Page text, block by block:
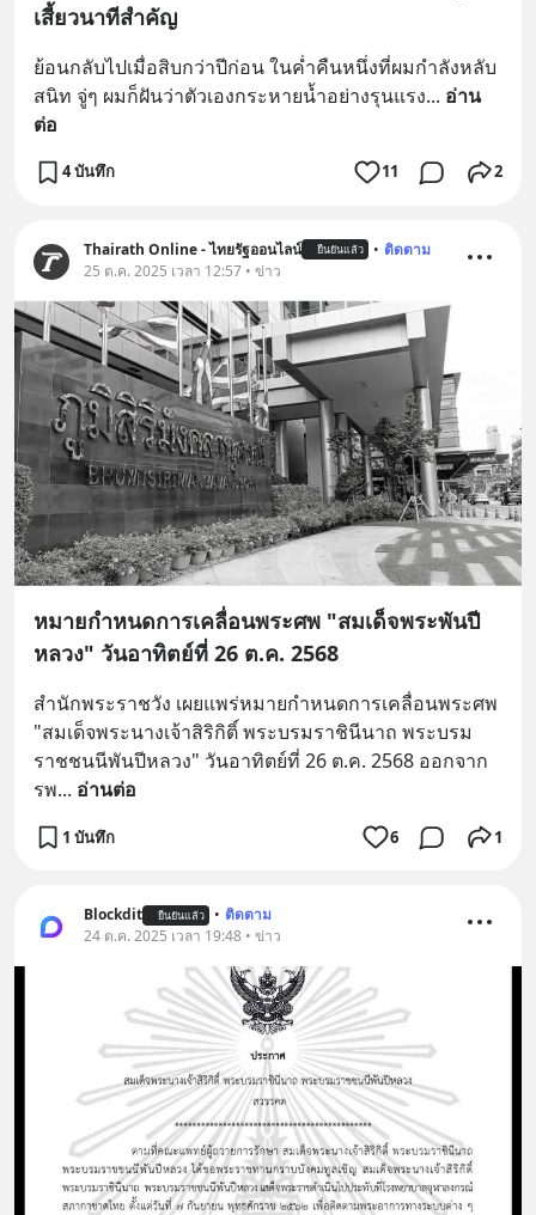
เสี้ยวนาทีสำคัญ
ย้อนกลับไปเมื่อสิบกว่าปีก่อน ในค่ำคืนหนึ่งที่ผมกำลังหลับ
สนิท จู่ๆ ผมก็ฝันว่าตัวเองกระหายน้ำอย่างรุนแรง... อ่าน
ต่อ
4 บันทึก 11 2
Thairath Online - ไทยรัฐออนไลน์ ยืนยันแล้ว • ติดตาม
25 ต.ค. 2025 เวลา 12:57 • ข่าว
หมายกำหนดการเคลื่อนพระศพ "สมเด็จพระพันปี
หลวง" วันอาทิตย์ที่ 26 ต.ค. 2568
สำนักพระราชวัง เผยแพร่หมายกำหนดการเคลื่อนพระศพ
"สมเด็จพระนางเจ้าสิริกิติ์ พระบรมราชินีนาถ พระบรม
ราชชนนีพันปีหลวง" วันอาทิตย์ที่ 26 ต.ค. 2568 ออกจาก
รพ... อ่านต่อ
1 บันทึก 6 1
Blockdit ยืนยันแล้ว • ติดตาม
24 ต.ค. 2025 เวลา 19:48 • ข่าว